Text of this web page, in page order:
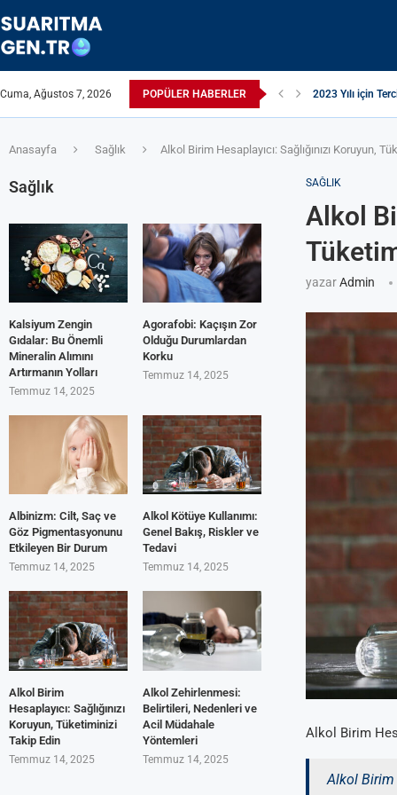
Cuma, Ağustos 7, 2026 POPÜLER HABERLER
2023 Yılı için
Suyun TDS
Anasayfa Sağlık Alkol Birim Hesaplayıcı: Sağlığınızı Koruyun,
SAĞLIK
Alkol
yazarAdmin
Alkol Birim
Alkol Birim
Sağlık
Kalsiyum Zengin
Gıdalar: Bu Önemli
Mineralin Alımını
Artırmanın Yolları
Temmuz 14, 2025
Agorafobi: Kaçışın Zor
Olduğu Durumlardan
Korku
Temmuz 14, 2025
Albinizm: Cilt, Saç ve
Göz Pigmentasyonunu
Etkileyen Bir Durum
Temmuz 14, 2025
Alkol Kötüye Kullanımı:
Genel Bakış, Riskler ve
Tedavi
Temmuz 14, 2025
Alkol Birim
Hesaplayıcı: Sağlığınızı
Koruyun, Tüketiminizi
Takip Edin
Temmuz 14, 2025
Alkol Zehirlenmesi:
Belirtileri, Nedenleri ve
Acil Müdahale
Yöntemleri
Temmuz 14, 2025